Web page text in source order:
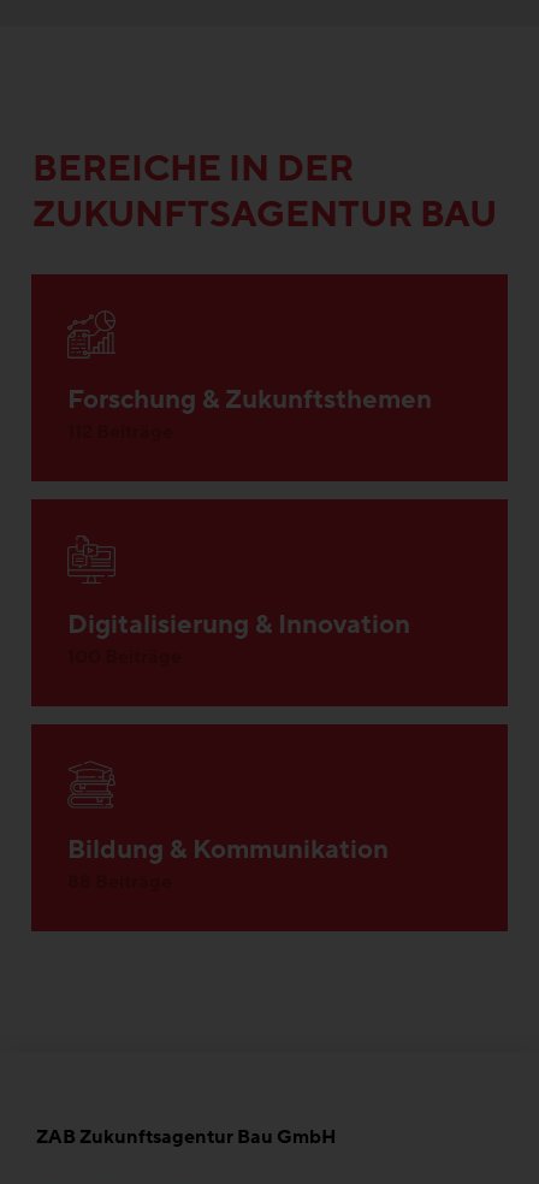
BEREICHE IN DER
ZUKUNFTSAGENTUR BAU
Forschung & Zukunftsthemen
Digitalisierung & Innovation
Bildung & Kommunikation
ZAB Zukunftsagentur Bau GmbH